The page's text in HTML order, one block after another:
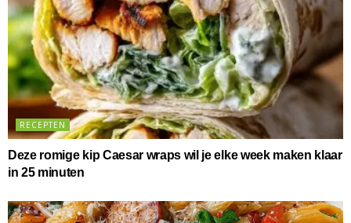
RECEPTEN
Deze romige kip Caesar wraps wil je elke week maken klaar
in 25 minuten